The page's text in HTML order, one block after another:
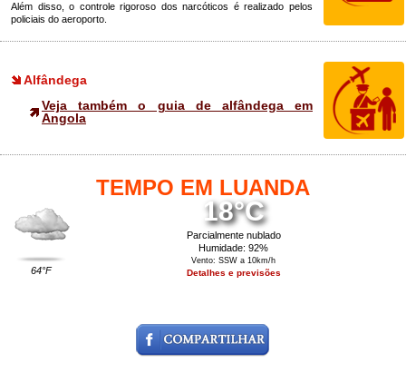
Além disso, o controle rigoroso dos narcóticos é realizado pelos
policiais do aeroporto.
Alfândega
Veja também o guia de alfândega em
Angola
TEMPO EM LUANDA
64°F
18°C
Parcialmente nublado
Humidade: 92%
Vento: SSW a 10km/h
Detalhes e previsões